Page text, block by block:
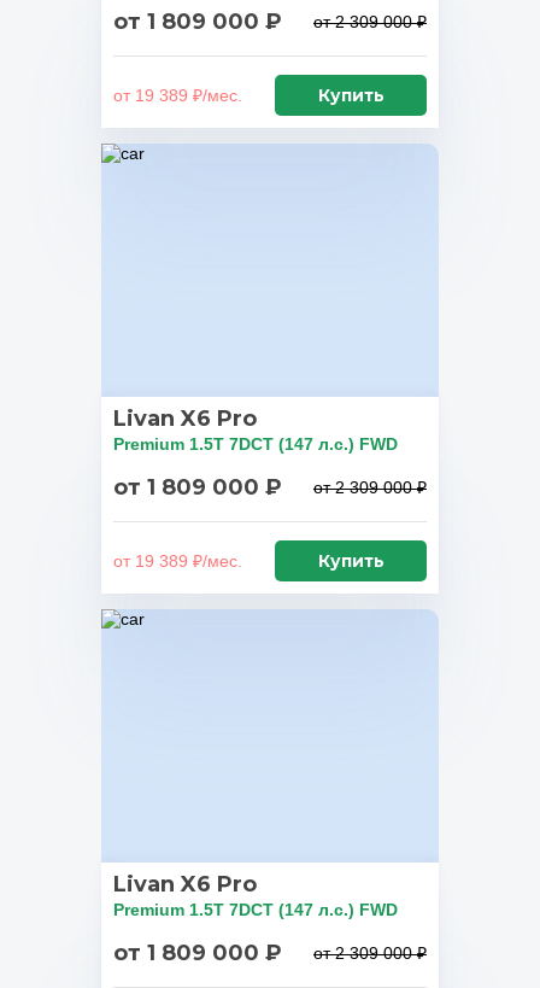
от 1 809 000 ₽ от 2 309 000 ₽
от 19 389 ₽/мес. Купить
Livan X6 Pro
Premium 1.5T 7DCT (147 л.с.) FWD
от 1 809 000 ₽ от 2 309 000 ₽
от 19 389 ₽/мес. Купить
Livan X6 Pro
Premium 1.5T 7DCT (147 л.с.) FWD
от 1 809 000 ₽ от 2 309 000 ₽